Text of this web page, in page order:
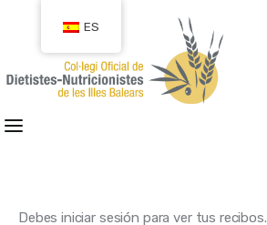
Debes iniciar sesión para ver tus recibos.
ES